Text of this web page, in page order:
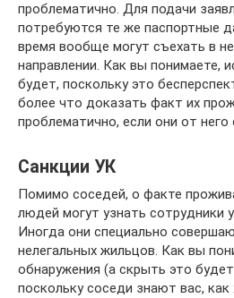
проблематично. Для подачи
потребуются те же паспортные
время вообще могут съехать в
направлении. Как вы понимаете,
будет, поскольку это
более что доказать факт их
проблематично, если они от него
Санкции УК
Помимо соседей, о факте
людей могут узнать сотрудники
Иногда они специально
нелегальных жильцов. Как вы
обнаружения (а скрыть это
поскольку соседи знают вас, как